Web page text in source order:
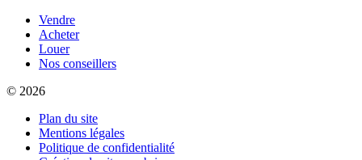
Vendre
Acheter
Louer
Nos conseillers
© 2026
Plan du site
Mentions légales
Politique de confidentialité